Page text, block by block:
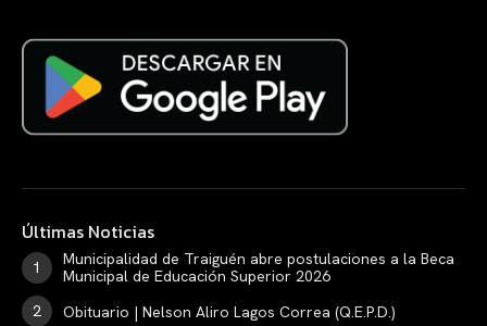
Últimas Noticias
Municipalidad de Traiguén abre postulaciones a la Beca
Municipal de Educación Superior 2026
Obituario | Nelson Aliro Lagos Correa (Q.E.P.D.)